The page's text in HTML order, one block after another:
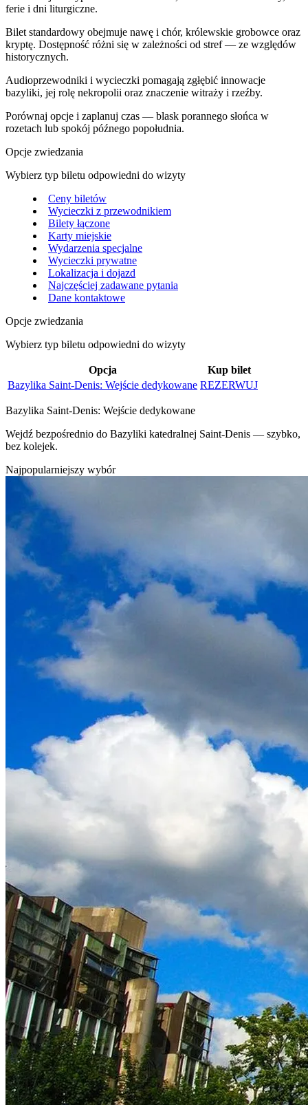
ferie i dni liturgiczne.
Bilet standardowy obejmuje nawę i chór, królewskie grobowce oraz
kryptę. Dostępność różni się w zależności od stref — ze względów
historycznych.
Audioprzewodniki i wycieczki pomagają zgłębić innowacje
bazyliki, jej rolę nekropolii oraz znaczenie witraży i rzeźby.
Porównaj opcje i zaplanuj czas — blask porannego słońca w
rozetach lub spokój późnego popołudnia.
Opcje zwiedzania
Wybierz typ biletu odpowiedni do wizyty
Ceny biletów
Wycieczki z przewodnikiem
Bilety łączone
Karty miejskie
Wydarzenia specjalne
Wycieczki prywatne
Lokalizacja i dojazd
Najczęściej zadawane pytania
Dane kontaktowe
Opcje zwiedzania
Wybierz typ biletu odpowiedni do wizyty
Opcja
Kup bilet
Bazylika Saint‑Denis: Wejście dedykowane REZERWUJ
Bazylika Saint‑Denis: Wejście dedykowane
Wejdź bezpośrednio do Bazyliki katedralnej Saint‑Denis — szybko,
bez kolejek.
Najpopularniejszy wybór